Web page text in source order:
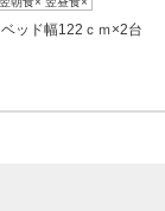
ド幅122ｃｍ×2台